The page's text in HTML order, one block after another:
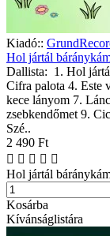
Kiadó::
Hol jártál
Dallista: 1. Hol
Cifra palota 4. Este
kece lányom 7.
zsebkendőmet 9.
Szé..
2 490 Ft
Hol jártál
Kosárba
Kívánságlistára